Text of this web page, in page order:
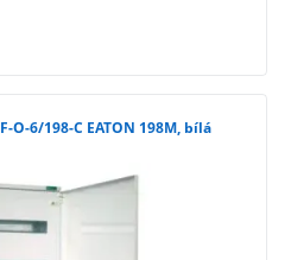
O-6/198-C EATON 198M, bílá